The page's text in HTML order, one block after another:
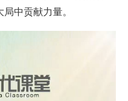
中贡献力量。